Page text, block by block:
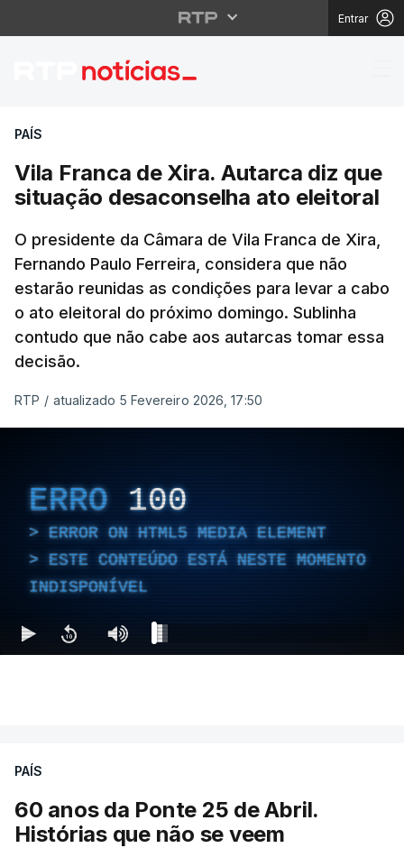
Entrar
Vila Franca de Xira.
PAÍS
Vila Franca de Xira. Autarca diz que
situação desaconselha ato eleitoral
O presidente da Câmara de Vila Franca de Xira,
Fernando Paulo Ferreira, considera que não
estarão reunidas as condições para levar a cabo
o ato eleitoral do próximo domingo. Sublinha
contudo que não cabe aos autarcas tomar essa
decisão.
RTP / atualizado 5 Fevereiro 2026, 17:50
ERRO 100
ERROR ON HTML5 MEDIA ELEMENT
ESTE CONTEÚDO ESTÁ NESTE MOMENTO
INDISPONÍVEL
PAÍS
60 anos da Ponte 25 de Abril.
Histórias que não se veem